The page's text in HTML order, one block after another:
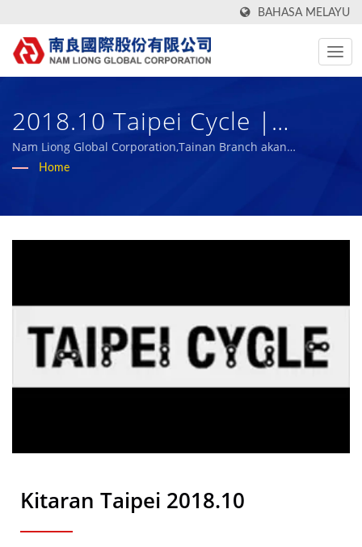
BAHASA MELAYU
2018.10 Taipei Cycle |
Pengeluar Kain Teknikal
Getah Bio Selama Lebih 50
Tahun | Nam Liong
Nam Liong Global Corporation,Tainan Branch akan
menghadiri 2018 Taipei Cycle untuk mempersembahkan
Home
Kitaran Taipei 2018.10